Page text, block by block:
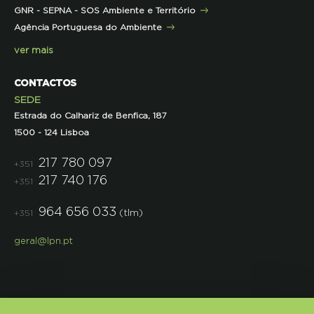
Projetos
Semana do Jornalismo de Ambiente 2023
GNR - SEPNA - SOS Ambiente e Território
Agência Portuguesa do Ambiente
ver mais
CONTACTOS
SEDE
Estrada do Calhariz de Benfica, 187
1500 - 124 Lisboa
+351 217 780 097
+351 217 740 176
+351 964 656 033 (tlm)
geral@lpn.pt